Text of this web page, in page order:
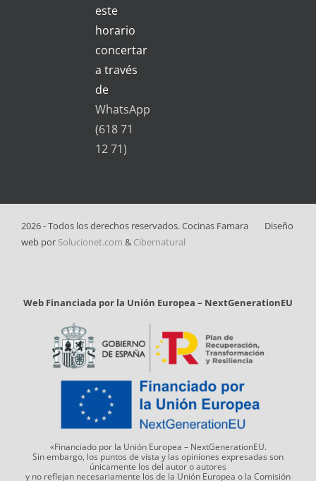
este
horario
concertar
a través
de
WhatsApp
(618 71
12 71)
2026 - Todos los derechos reservados. Cocinas Famara
Diseño
web por Solucionet.com & Cibernatural
Web Financiada por la Unión Europea – NextGenerationEU
«Financiado por la Unión Europea – NextGenerationEU.
Sin embargo, los puntos de vista y las opiniones expresadas son
únicamente los del autor o autores
y no reflejan necesariamente los de la Unión Europea o la Comisión